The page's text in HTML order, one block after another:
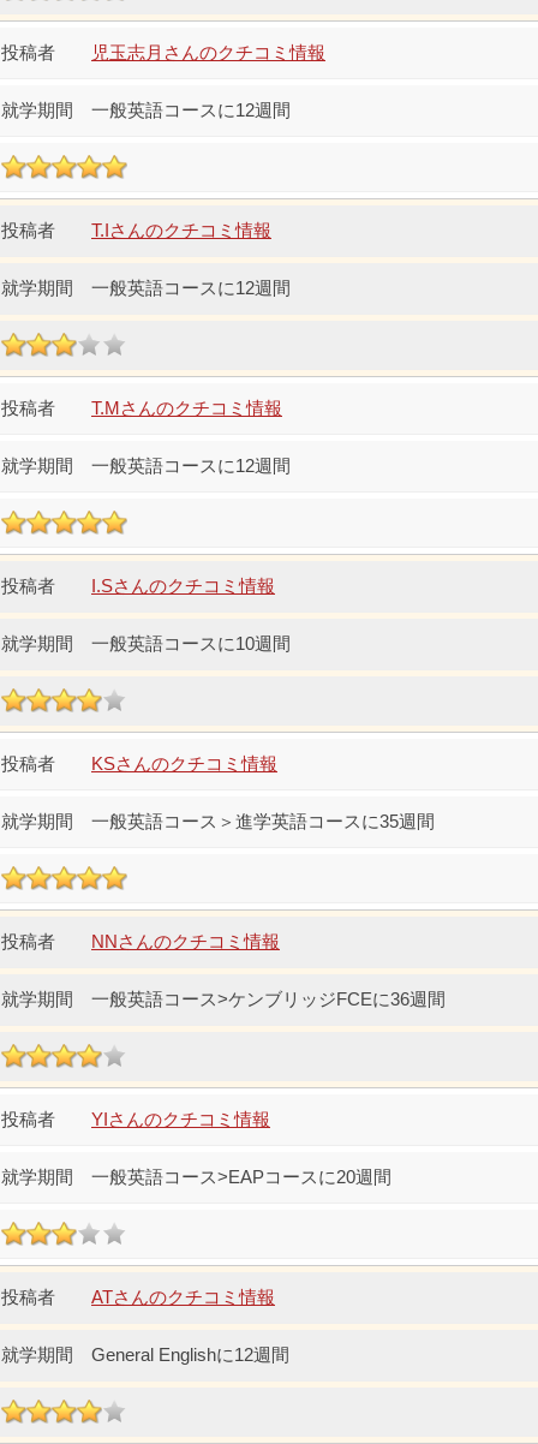
児玉志月さんのクチコミ情報
一般英語コースに12週間
T.Iさんのクチコミ情報
一般英語コースに12週間
T.Mさんのクチコミ情報
一般英語コースに12週間
I.Sさんのクチコミ情報
一般英語コースに10週間
KSさんのクチコミ情報
一般英語コース＞進学英語コースに35週間
NNさんのクチコミ情報
一般英語コース>ケンブリッジFCEに36週間
YIさんのクチコミ情報
一般英語コース>EAPコースに20週間
ATさんのクチコミ情報
General Englishに12週間